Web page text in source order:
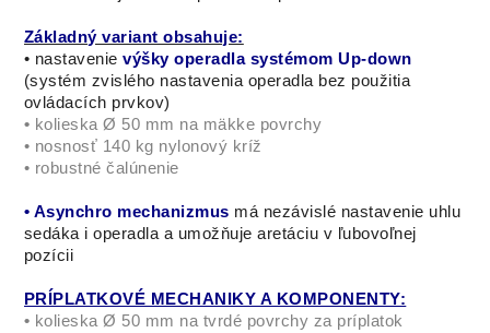
Základný variant obsahuje:
• nastavenie výšky operadla systémom Up-down
(systém zvislého nastavenia operadla bez použitia
ovládacích prvkov)
• kolieska Ø 50 mm na mäkke povrchy
• nosnosť 140 kg nylonový kríž
• robustné čalúnenie
• Asynchro mechanizmus má nezávislé nastavenie uhlu
sedáka i operadla a umožňuje aretáciu v ľubovoľnej
pozícii
PRÍPLATKOVÉ MECHANIKY A KOMPONENTY:
• kolieska Ø 50 mm na tvrdé povrchy za príplatok